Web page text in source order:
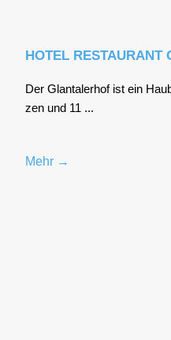
HOTEL RESTAURANT
Der Glan­tal­er­hof ist ein
zen und 11 ...
Mehr →